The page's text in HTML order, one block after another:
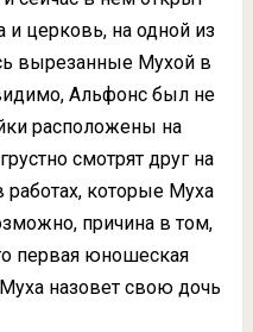
церковь, на одной из
вырезанные Мухой в
Альфонс был не
расположены на
смотрят друг на
работах, которые Муха
причина в том,
первая юношеская
назовет свою дочь